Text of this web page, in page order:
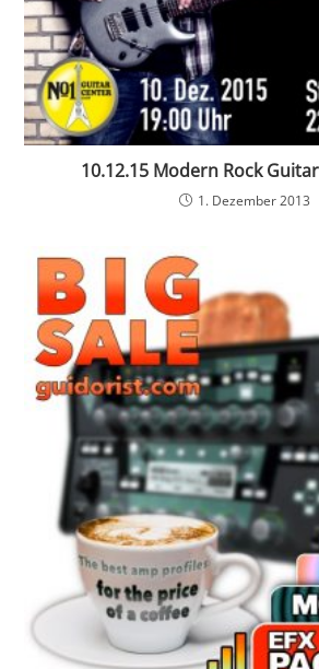
10.12.15 Modern Rock
1. Dezember 2013